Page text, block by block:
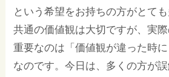
という希望をお持ちの方がとて
共通の価値観は大切ですが、実
重要なのは「価値観が違った時に
なのです。今日は、多くの方が